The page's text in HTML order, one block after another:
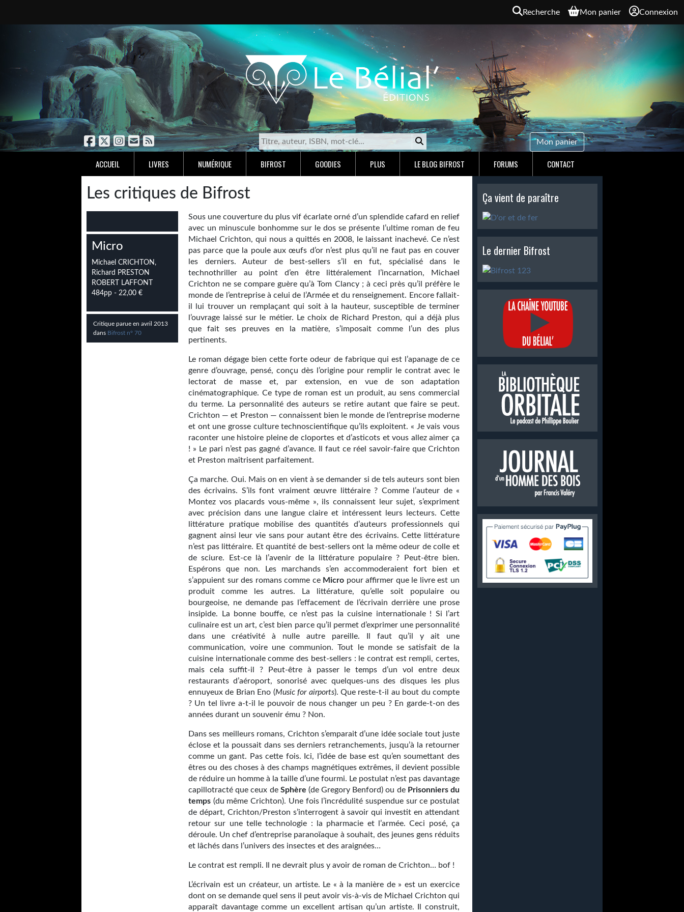
Recherche Mon panier Connexion
Mon panier
ACCUEIL LIVRES NUMÉRIQUE BIFROST GOODIES PLUS LE BLOG BIFROST FORUMS CONTACT
Les critiques de Bifrost
Micro
Michael CRICHTON,
Richard PRESTON
ROBERT LAFFONT
484pp - 22,00 €
Critique parue en avril 2013
dans Bifrost n° 70
Sous une couverture du plus vif écarlate orné d’un splendide cafard en relief
avec un minuscule bonhomme sur le dos se présente l’ultime roman de feu
Michael Crichton, qui nous a quittés en 2008, le laissant inachevé. Ce n’est
pas parce que la poule aux œufs d’or n’est plus qu’il ne faut pas en couver
les derniers. Auteur de best-sellers s’il en fut, spécialisé dans le
technothriller au point d’en être littéralement l’incarnation, Michael
Crichton ne se compare guère qu’à Tom Clancy ; à ceci près qu’il préfère le
monde de l’entreprise à celui de l’Armée et du renseignement. Encore fallait-
il lui trouver un remplaçant qui soit à la hauteur, susceptible de terminer
l’ouvrage laissé sur le métier. Le choix de Richard Preston, qui a déjà plus
que fait ses preuves en la matière, s’imposait comme l’un des plus
pertinents.
Le roman dégage bien cette forte odeur de fabrique qui est l’apanage de ce
genre d’ouvrage, pensé, conçu dès l’origine pour remplir le contrat avec le
lectorat de masse et, par extension, en vue de son adaptation
cinématographique. Ce type de roman est un produit, au sens commercial
du terme. La personnalité des auteurs se retire autant que faire se peut.
Crichton — et Preston — connaissent bien le monde de l’entreprise moderne
et ont une grosse culture technoscientifique qu’ils exploitent. « Je vais vous
raconter une histoire pleine de cloportes et d’asticots et vous allez aimer ça
! » Le pari n’est pas gagné d’avance. Il faut ce réel savoir-faire que Crichton
et Preston maîtrisent parfaitement.
Ça marche. Oui. Mais on en vient à se demander si de tels auteurs sont bien
des écrivains. S’ils font vraiment œuvre littéraire ? Comme l’auteur de «
Montez vos placards vous-même », ils connaissent leur sujet, s’expriment
avec précision dans une langue claire et intéressent leurs lecteurs. Cette
littérature pratique mobilise des quantités d’auteurs professionnels qui
gagnent ainsi leur vie sans pour autant être des écrivains. Cette littérature
n’est pas littéraire. Et quantité de best-sellers ont la même odeur de colle et
de sciure. Est-ce là l’avenir de la littérature populaire ? Peut-être bien.
Espérons que non. Les marchands s’en accommoderaient fort bien et
s’appuient sur des romans comme ce Micro pour affirmer que le livre est un
produit comme les autres. La littérature, qu’elle soit populaire ou
bourgeoise, ne demande pas l’effacement de l’écrivain derrière une prose
insipide. La bonne bouffe, ce n’est pas la cuisine internationale ! Si l’art
culinaire est un art, c’est bien parce qu’il permet d’exprimer une personnalité
dans une créativité à nulle autre pareille. Il faut qu’il y ait une
communication, voire une communion. Tout le monde se satisfait de la
cuisine internationale comme des best-sellers : le contrat est rempli, certes,
mais cela suffit-il ? Peut-être à passer le temps d’un vol entre deux
restaurants d’aéroport, sonorisé avec quelques-uns des disques les plus
ennuyeux de Brian Eno (Music for airports). Que reste-t-il au bout du compte
? Un tel livre a-t-il le pouvoir de nous changer un peu ? En garde-t-on des
années durant un souvenir ému ? Non.
Dans ses meilleurs romans, Crichton s’emparait d’une idée sociale tout juste
éclose et la poussait dans ses derniers retranchements, jusqu’à la retourner
comme un gant. Pas cette fois. Ici, l’idée de base est qu’en soumettant des
êtres ou des choses à des champs magnétiques extrêmes, il devient possible
de réduire un homme à la taille d’une fourmi. Le postulat n’est pas davantage
capillotracté que ceux de Sphère (de Gregory Benford) ou de Prisonniers du
temps (du même Crichton). Une fois l’incrédulité suspendue sur ce postulat
de départ, Crichton/Preston s’interrogent à savoir qui investit en attendant
retour sur une telle technologie : la pharmacie et l’armée. Ceci posé, ça
déroule. Un chef d’entreprise paranoïaque à souhait, des jeunes gens réduits
et lâchés dans l’univers des insectes et des araignées…
Le contrat est rempli. Il ne devrait plus y avoir de roman de Crichton… bof !
L’écrivain est un créateur, un artiste. Le « à la manière de » est un exercice
dont on se demande quel sens il peut avoir vis-à-vis de Michael Crichton qui
apparaît davantage comme un excellent artisan qu’un artiste. Il construit,
Ça vient de paraître
Le dernier Bifrost